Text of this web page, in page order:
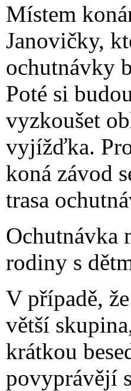
Místem
Janovičky,
ochutnávky
Poté si
vyzkoušet
vyjížďka.
koná závod
trasa
Ochutnávka
rodiny s
V případě,
větší
krátkou
povyprávějí